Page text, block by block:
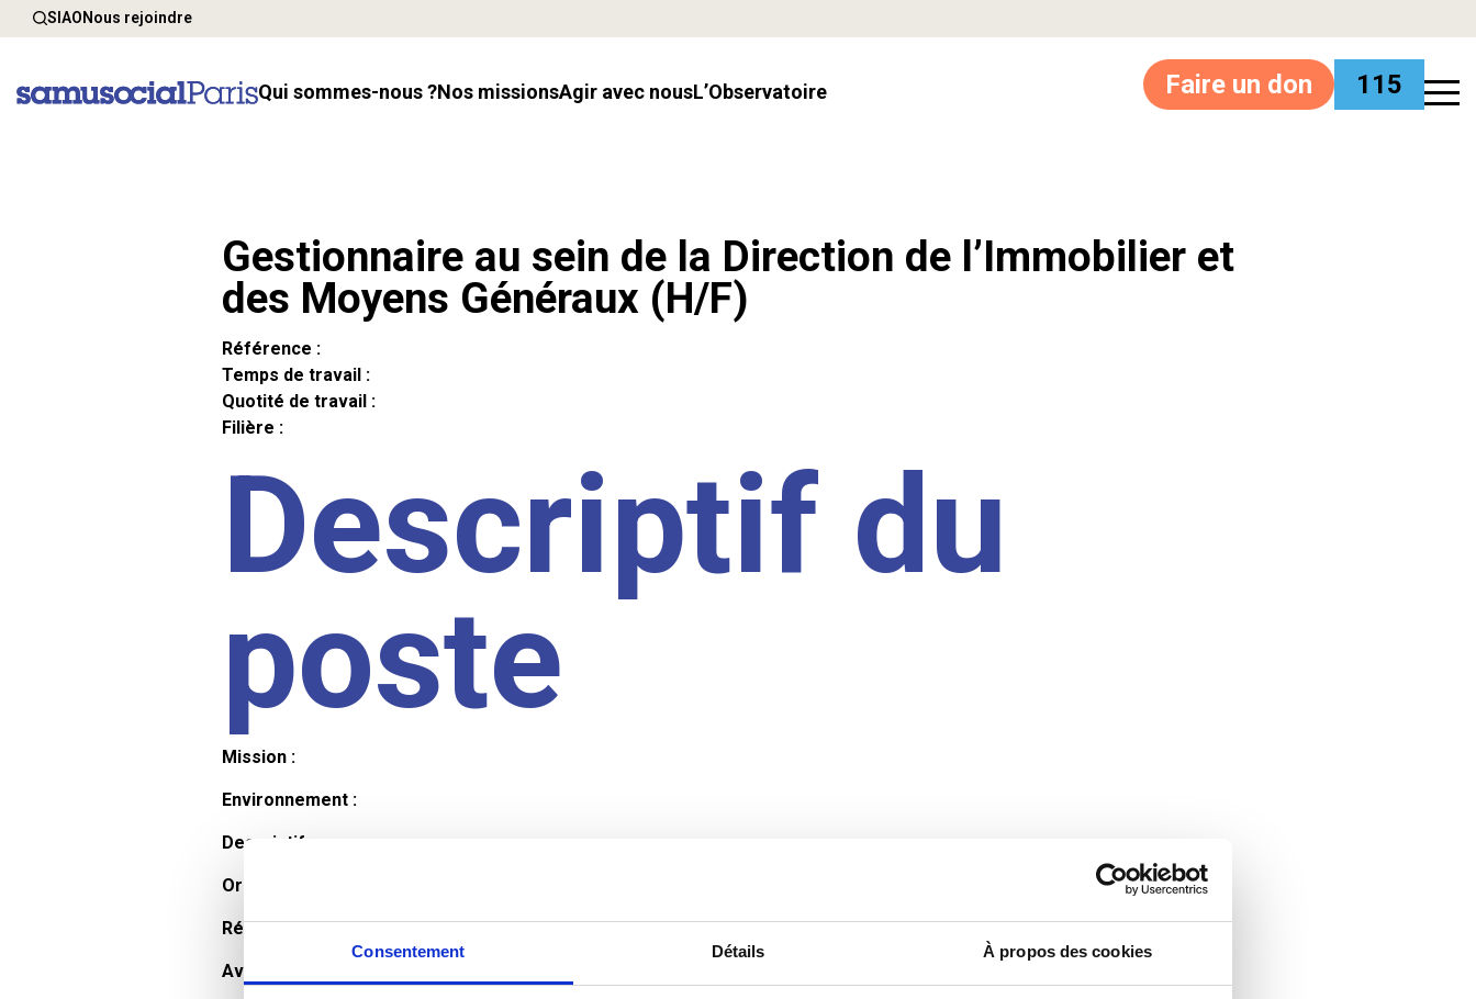
Consentement Détails À propos des cookies
SIAONous rejoindre
Qui sommes-nous ? Nos missions Agir avec nous l’Observatoire Faire un don 115
Gestionnaire au sein de la Direction de l’Immobilier et
des Moyens Généraux (H/F)
Référence :
Temps de travail :
Quotité de travail :
Filière :
Descriptif du
poste
Mission :
Environnement :
Descriptif :
Organisation et horaires :
Rémunération :
Avantages :